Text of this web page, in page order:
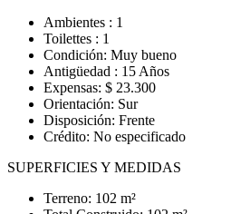
Ambientes : 1
Toilettes : 1
Condición: Muy bueno
Antigüedad : 15 Años
Expensas: $ 23.300
Orientación: Sur
Disposición: Frente
Crédito: No especificado
SUPERFICIES Y MEDIDAS
Terreno: 102 m²